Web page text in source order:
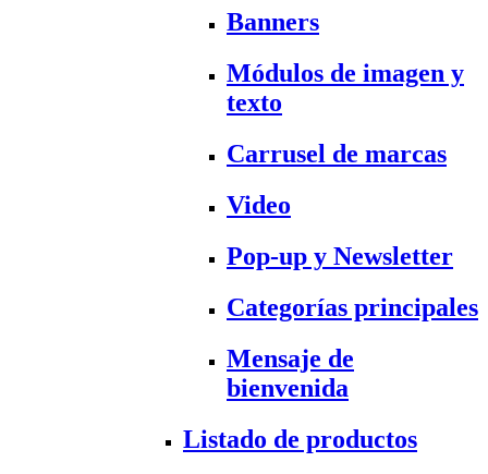
Banners
Módulos de imagen y
texto
Carrusel de marcas
Video
Pop-up y Newsletter
Categorías principales
Mensaje de
bienvenida
Listado de productos